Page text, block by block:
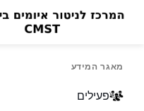
מאגר המידע
פעילים